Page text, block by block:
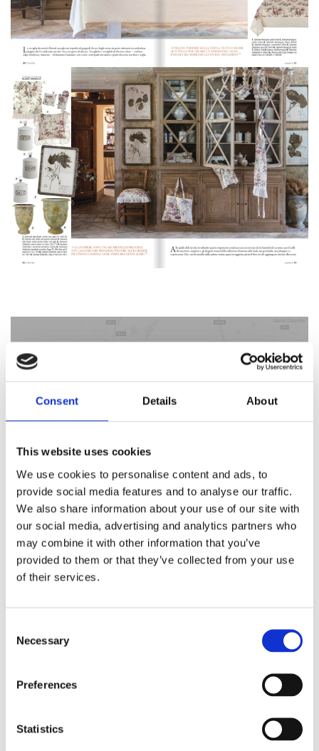
Consent Details About
This website uses cookies
We use cookies to personalise content and ads, to
provide social media features and to analyse our traffic.
We also share information about your use of our site with
our social media, advertising and analytics partners who
may combine it with other information that you’ve
provided to them or that they’ve collected from your use
of their services.
Selection
Necessary
Preferences
Statistics
Trouvez le magasin le
plus proche de chez vous
boutique Blanc MariClo' pour
E-Mail